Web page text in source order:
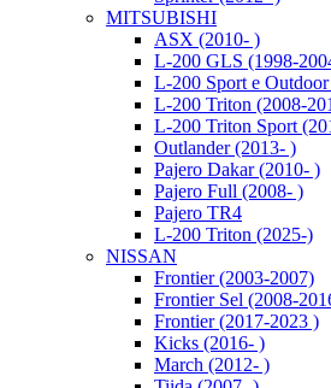
MITSUBISHI
ASX (2010- )
L-200 GLS (1998-
L-200 Sport e
L-200 Triton (2008-
L-200 Triton Sport
Outlander (2013- )
Pajero Dakar (2010- )
Pajero Full (2008- )
Pajero TR4
L-200 Triton (2025-)
NISSAN
Frontier (2003-2007)
Frontier Sel (2008-
Frontier (2017-2023 )
Kicks (2016- )
March (2012- )